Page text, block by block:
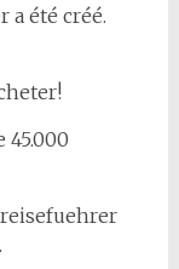
a été créé.
45.000